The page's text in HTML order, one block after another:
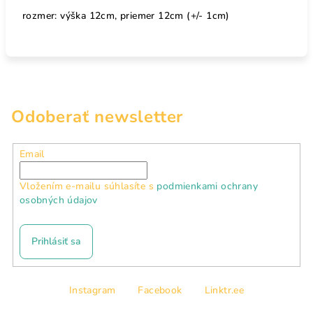
rozmer: výška 12cm, priemer 12cm (+/- 1cm)
Odoberať newsletter
Email
Vložením e-mailu súhlasíte s podmienkami ochrany
osobných údajov
Prihlásiť sa
Instagram Facebook Linktr.ee